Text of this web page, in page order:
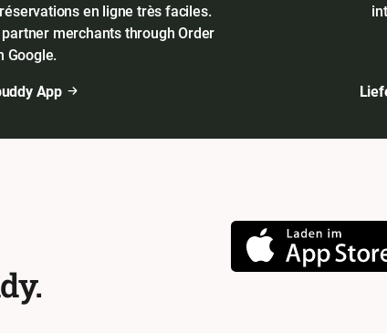
en ligne très faciles.
merchants through Order
Google.
App